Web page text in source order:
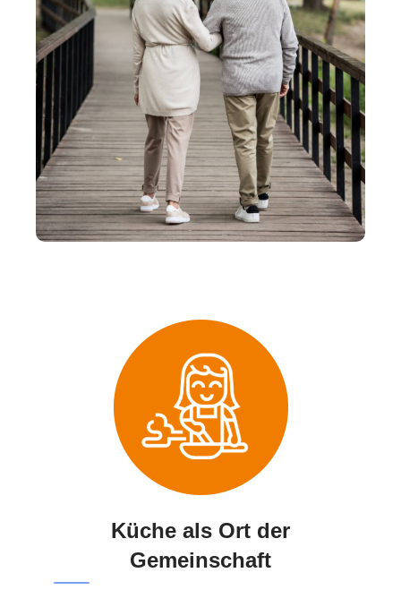
Küche als Ort der
Gemeinschaft